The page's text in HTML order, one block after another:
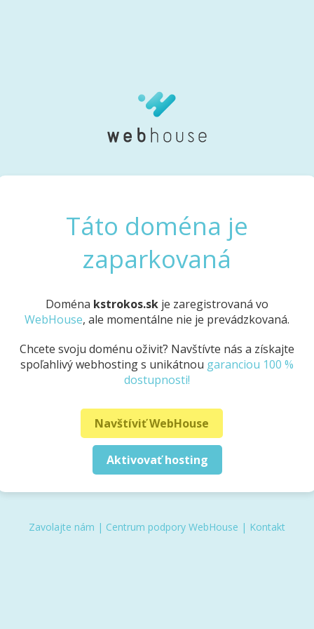
Táto doména je
zaparkovaná
Doména kstrokos.sk je zaregistrovaná vo
WebHouse, ale momentálne nie je prevádzkovaná.
Chcete svoju doménu oživiť? Navštívte nás a získajte
spoľahlivý webhosting s unikátnou garanciou 100 %
dostupnosti!
Navštíviť WebHouse
Aktivovať hosting
Zavolajte nám | Centrum podpory WebHouse | Kontakt